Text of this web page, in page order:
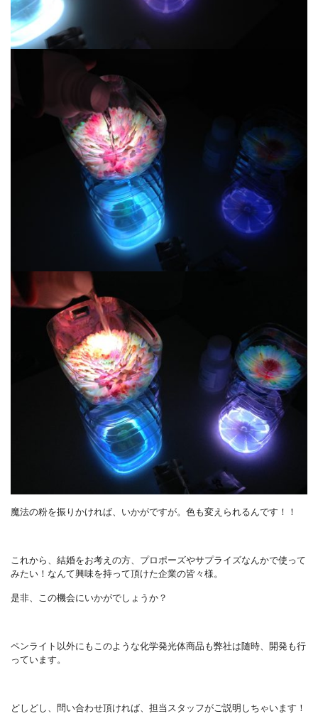
魔法の粉を振りかければ、いかがですが。色も変えられるんです！！
これから、結婚をお考えの方、プロポーズやサプライズなんかで使って
みたい！なんて興味を持って頂けた企業の皆々様。
是非、この機会にいかがでしょうか？
ペンライト以外にもこのような化学発光体商品も弊社は随時、開発も行
っています。
どしどし、問い合わせ頂ければ、担当スタッフがご説明しちゃいます！